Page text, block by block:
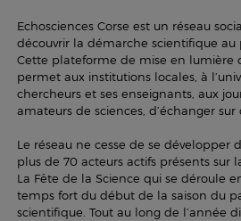
Echosciences Corse est un réseau
découvrir la démarche scientifique
Cette plateforme de mise en lumière
permet aux institutions locales, à
chercheurs et ses enseignants, aux
amateurs de sciences, d’échanger
Le réseau ne cesse de se développer
plus de 70 acteurs actifs présents sur
La Fête de la Science qui se déroule
temps fort du début de la saison du
scientifique. Tout au long de l’année